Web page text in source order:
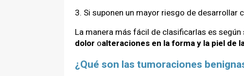
3. Si suponen un mayor riesgo de desarrollar
La manera más fácil de clasificarlas es
dolor oalteraciones en la forma y la piel de
¿Qué son las tumoraciones